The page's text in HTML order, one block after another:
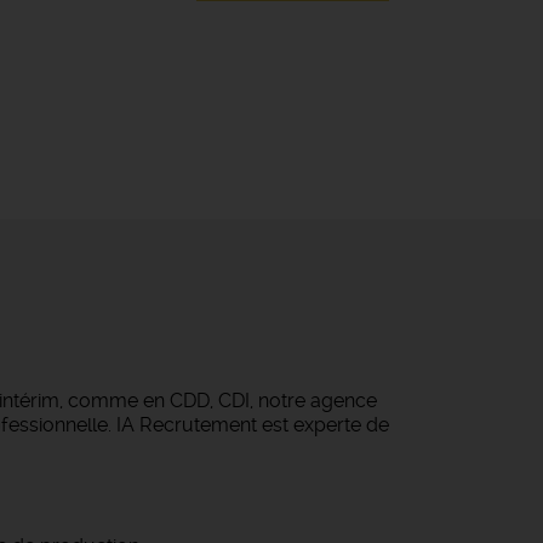
comme en CDD, CDI, notre agence
IA Recrutement est experte de